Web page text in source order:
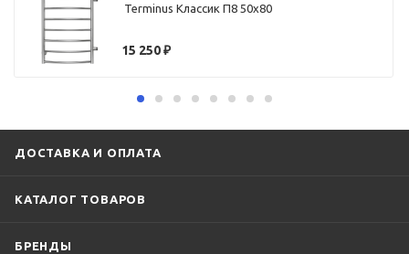
Terminus Классик П8 50х80
15 250₽
ДОСТАВКА И ОПЛАТА
КАТАЛОГ ТОВАРОВ
БРЕНДЫ